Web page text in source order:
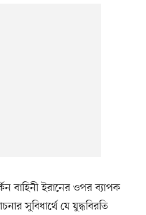
বাহিনী ইরানের ওপর ব্যাপক
সুবিধার্থে যে যুদ্ধবিরতি